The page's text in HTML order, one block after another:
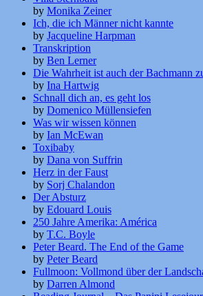
by Monika Zeiner
Ich, die ich Männer nicht kannte
by Jacqueline Harpman
Transkription
by Ben Lerner
Die Wahrheit ist auch der Bachmann
by Ina Hartwig
Schnall dich an, es geht los
by Domenico Müllensiefen
Was wir wissen können
by Ian McEwan
Toxibaby
by Dana von Suffrin
Herz in der Faust
by Sorj Chalandon
Der Absturz
by Edouard Louis
250 Jahre Amerika: América
by T.C. Boyle
Peter Beard. The End of the Game
by Peter Beard
Fullmoon: Vollmond über der
by Darren Almond